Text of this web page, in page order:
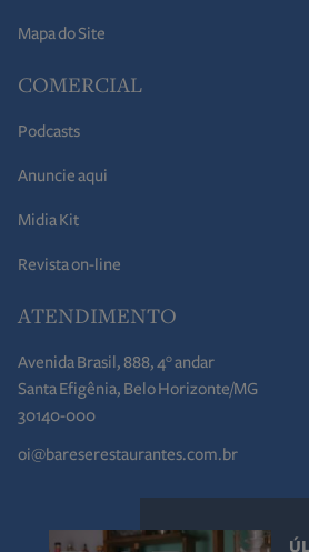
Mapa do Site
COMERCIAL
Podcasts
Anuncie aqui
Midia Kit
Revista on-line
ATENDIMENTO
Avenida Brasil, 888, 4° andar
Santa Efigênia, Belo Horizonte/MG
30140-000
oi@bareserestaurantes.com.br